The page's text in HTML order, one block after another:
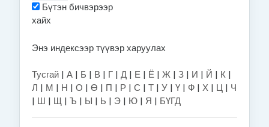
Бүтэн бичвэрээр
хайх
Энэ индексээр түүвэр харуулах
Тусгай | А | Б | В | Г | Д | Е | Ё | Ж | З | И | Й | К |
Л | М | Н | О | Ө | П | Р | С | Т | У | Ү | Ф | Х | Ц | Ч
| Ш | Щ | Ъ | Ы | Ь | Э | Ю | Я | БҮГД